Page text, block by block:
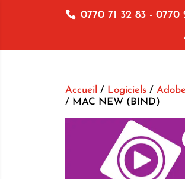
0770 71 32 83 - 0770
Accueil / Logiciels/
/ MAC NEW (BIND)